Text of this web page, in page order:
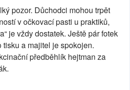
pozor. Důchodci mohou trpět
v očkovací pasti u praktiků,
je vždy dostatek. Ještě pár fotek
a majitel je spokojen.
předběhlík hejtman za